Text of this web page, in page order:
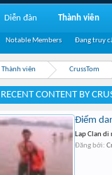
Thành viên CrussTom
RECENT CONTENT BY
Điểm
Lap Clan di
Đăng bởi:
Diễn đàn Thành viên
Notable Members Đang truy